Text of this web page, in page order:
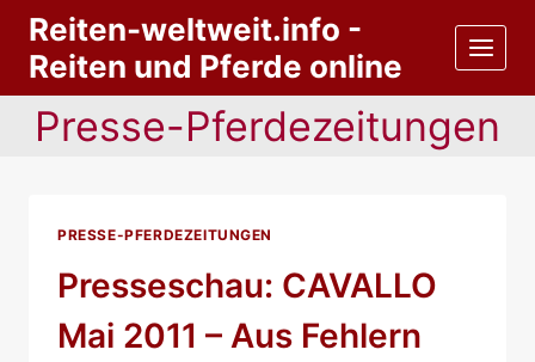
Zum
Inhalt
springen
Reiten-weltweit.info -
Reiten und Pferde online
Presse-Pferdezeitungen
PRESSE-PFERDEZEITUNGEN
Presseschau: CAVALLO
Mai 2011 – Aus Fehlern